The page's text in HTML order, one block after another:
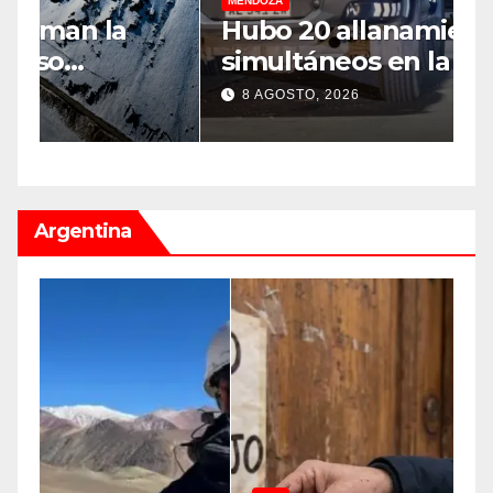
Hubo 20 allanamientos
simultáneos en la triple
frontera de Luján, Maipú y
Godoy Cruz
8 AGOSTO, 2026
Argentina